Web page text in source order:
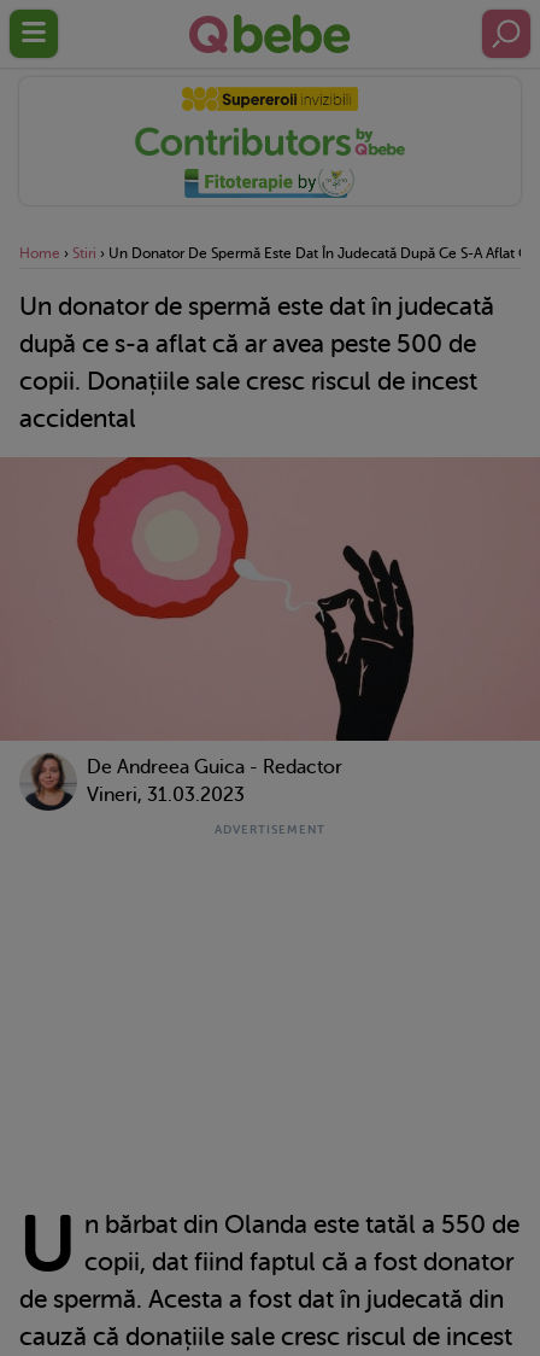
Home › Stiri › Un Donator De Spermă Este Dat În Judecată După Ce S-A Aflat
Un donator de spermă este dat în judecată
după ce s-a aflat că ar avea peste 500 de
copii. Donațiile sale cresc riscul de incest
accidental
De Andreea Guica - Redactor
Vineri, 31.03.2023
U n bărbat din Olanda este tatăl a 550 de
copii, dat fiind faptul că a fost donator
de spermă. Acesta a fost dat în judecată din
cauză că donațiile sale cresc riscul de incest